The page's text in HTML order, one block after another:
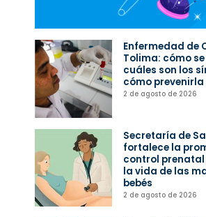
Enfermedad de
Tolima: cómo
cuáles son los
cómo prevenirla
2 de agosto de 2026
Secretaría de
fortalece la
control
la vida de las
bebés
2 de agosto de 2026